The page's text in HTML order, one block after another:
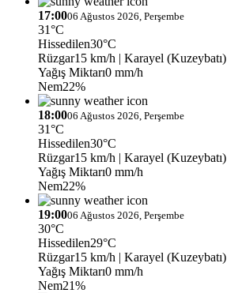
17:0006 Ağustos 2026, Perşembe
31°C
Hissedilen30°C
Rüzgar15 km/h | Karayel (Kuzeybatı)
Yağış Miktarı0 mm/h
Nem22%
18:0006 Ağustos 2026, Perşembe
31°C
Hissedilen30°C
Rüzgar15 km/h | Karayel (Kuzeybatı)
Yağış Miktarı0 mm/h
Nem22%
19:0006 Ağustos 2026, Perşembe
30°C
Hissedilen29°C
Rüzgar15 km/h | Karayel (Kuzeybatı)
Yağış Miktarı0 mm/h
Nem21%